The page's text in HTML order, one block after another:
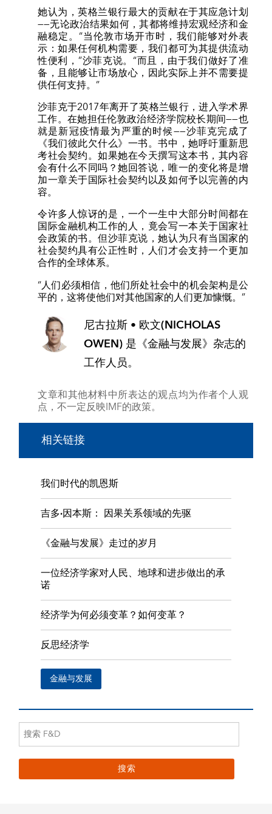
她认为，英格兰银行最大的贡献在于其应急计划
——无论政治结果如何，其都将维持宏观经济和金
融稳定。“当伦敦市场开市时，我们能够对外表
示：如果任何机构需要，我们都可为其提供流动
性便利，”沙菲克说。“而且，由于我们做好了准
备，且能够让市场放心，因此实际上并不需要提
供任何支持。”
沙菲克于2017年离开了英格兰银行，进入学术界
工作。在她担任伦敦政治经济学院校长期间——也
就是新冠疫情最为严重的时候——沙菲克完成了
《我们彼此欠什么》一书。书中，她呼吁重新思
考社会契约。如果她在今天撰写这本书，其内容
会有什么不同吗？她回答说，唯一的变化将是增
加一章关于国际社会契约以及如何予以完善的内
容。
令许多人惊讶的是，一个一生中大部分时间都在
国际金融机构工作的人，竟会写一本关于国家社
会政策的书。但沙菲克说，她认为只有当国家的
社会契约具有公正性时，人们才会支持一个更加
合作的全球体系。
“人们必须相信，他们所处社会中的机会架构是公
平的，这将使他们对其他国家的人们更加慷慨。”
尼古拉斯 • 欧文(NICHOLAS
OWEN)是《金融与发展》杂志的
工作人员。
文章和其他材料中所表达的观点均为作者个人观
点，不一定反映IMF的政策。
相关链接
我们时代的凯恩斯
吉多·因本斯： 因果关系领域的先驱
《金融与发展》走过的岁月
一位经济学家对人民、地球和进步做出的承
诺
经济学为何必须变革？如何变革？
反思经济学
金融与发展